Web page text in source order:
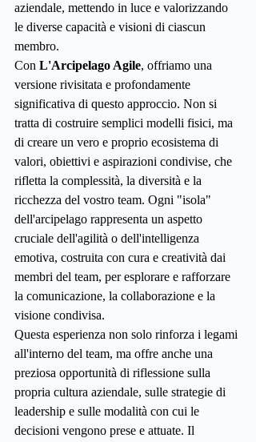
aziendale, mettendo in luce e valorizzando
le diverse capacità e visioni di ciascun
membro.
Con L'Arcipelago Agile, offriamo una
versione rivisitata e profondamente
significativa di questo approccio. Non si
tratta di costruire semplici modelli fisici, ma
di creare un vero e proprio ecosistema di
valori, obiettivi e aspirazioni condivise, che
rifletta la complessità, la diversità e la
ricchezza del vostro team. Ogni "isola"
dell'arcipelago rappresenta un aspetto
cruciale dell'agilità o dell'intelligenza
emotiva, costruita con cura e creatività dai
membri del team, per esplorare e rafforzare
la comunicazione, la collaborazione e la
visione condivisa.
Questa esperienza non solo rinforza i legami
all'interno del team, ma offre anche una
preziosa opportunità di riflessione sulla
propria cultura aziendale, sulle strategie di
leadership e sulle modalità con cui le
decisioni vengono prese e attuate. Il